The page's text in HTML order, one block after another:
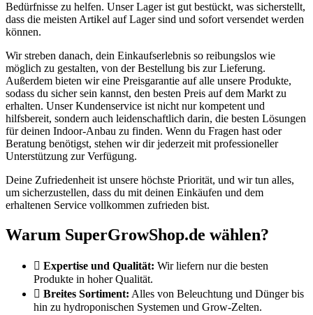
Bedürfnisse zu helfen. Unser Lager ist gut bestückt, was sicherstellt,
dass die meisten Artikel auf Lager sind und sofort versendet werden
können.
Wir streben danach, dein Einkaufserlebnis so reibungslos wie
möglich zu gestalten, von der Bestellung bis zur Lieferung.
Außerdem bieten wir eine Preisgarantie auf alle unsere Produkte,
sodass du sicher sein kannst, den besten Preis auf dem Markt zu
erhalten. Unser Kundenservice ist nicht nur kompetent und
hilfsbereit, sondern auch leidenschaftlich darin, die besten Lösungen
für deinen Indoor-Anbau zu finden. Wenn du Fragen hast oder
Beratung benötigst, stehen wir dir jederzeit mit professioneller
Unterstützung zur Verfügung.
Deine Zufriedenheit ist unsere höchste Priorität, und wir tun alles,
um sicherzustellen, dass du mit deinen Einkäufen und dem
erhaltenen Service vollkommen zufrieden bist.
Warum SuperGrowShop.de wählen?
Expertise und Qualität: Wir liefern nur die besten
Produkte in hoher Qualität.
Breites Sortiment: Alles von Beleuchtung und Dünger bis
hin zu hydroponischen Systemen und Grow-Zelten.